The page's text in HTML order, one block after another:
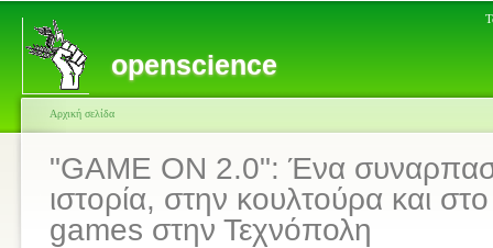
openscience
Αρχική σελίδα
"GAME ON 2.0": Ένα
ιστορία, στην κουλτούρα και
games στην Τεχνόπολη